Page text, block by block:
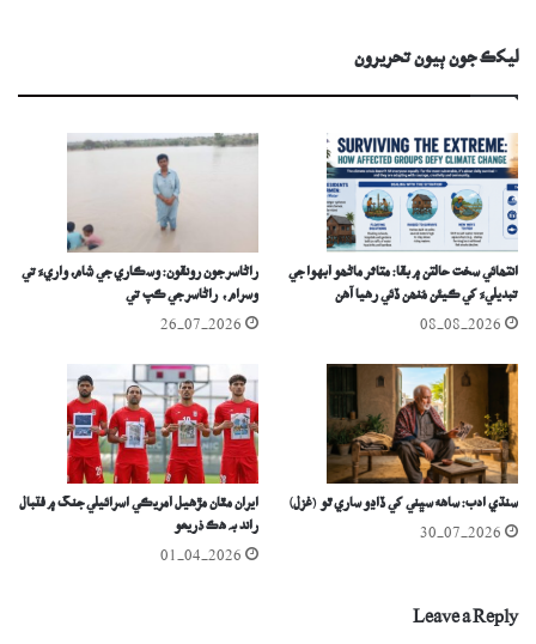
ليکڪ جون ٻيون تحريرون
انتھائي سخت حالتن ۾ بقا: متاثر ماڻھو آبهوا جي
تبديليءَ کي ڪيئن مُنھن ڏئي رهيا آهن
08-08-2026
راڻاسر جون رونقون: وسڪاري جي شام، واريءَ تي
وسرام ، راڻاسر جي ڪپ تي
26-07-2026
سنڌي ادب: ساههُ سڀني کي ڏاڍو ساري ٿو (غزل)
30-07-2026
ايران مٿان مڙھيل آمريڪي اسرائيلي جنگ ۾ فٽبال
راند بہ هڪ ذريعو
01-04-2026
Leave a Reply